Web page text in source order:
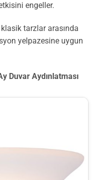
engeller.
tarzlar arasında
yelpazesine uygun
Duvar Aydınlatması